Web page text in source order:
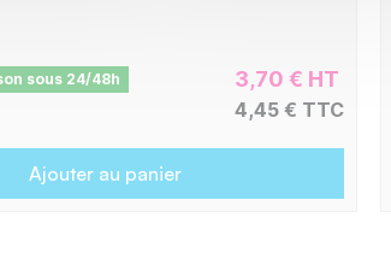
sous 24/48h 3,70 € HT
4,45 € TTC
Ajouter au panier